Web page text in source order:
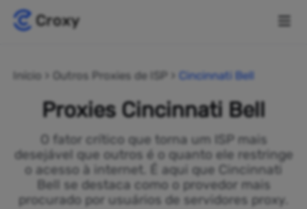
Início Outros Proxies de ISP Cincinnati Bell
Proxies Cincinnati Bell
O fator crítico que torna um ISP mais
desejável que outros é o quanto ele restringe
o acesso à internet. É aqui que Cincinnati
Bell se destaca como o provedor mais
procurado por usuários de servidores proxy.